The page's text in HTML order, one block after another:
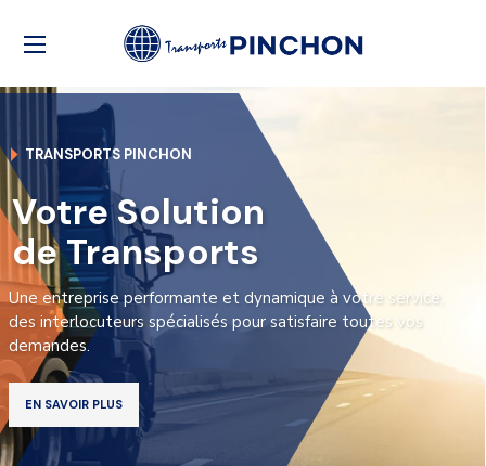
TRANSPORTS PINCHON
Votre Solution
de Transports
Une entreprise performante et dynamique à votre service,
des interlocuteurs spécialisés pour satisfaire toutes vos
demandes.
EN SAVOIR PLUS